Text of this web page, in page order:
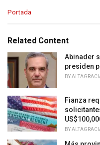
C
e
o
r
i
e
:
Portada
Related Content
Abinader
presiden
BY
Fianza
BY